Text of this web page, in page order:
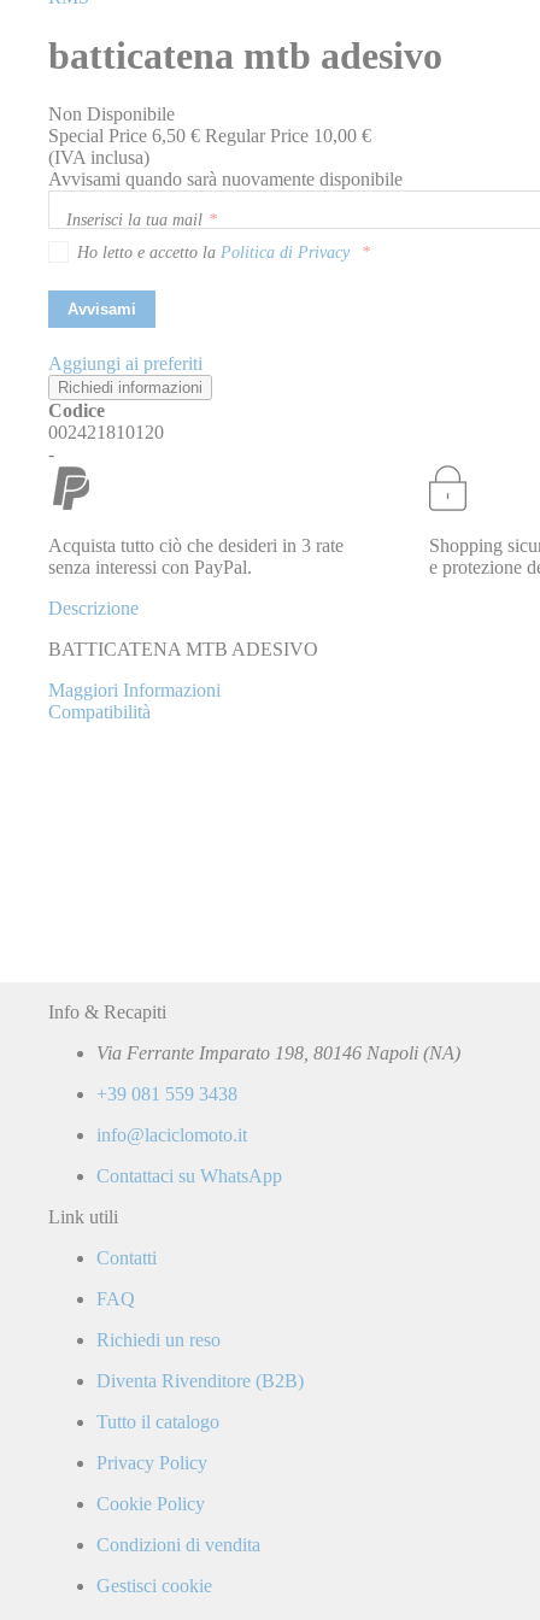
di
batticatena mtb adesivo
Non Disponibile
Special Price 6,50 € Regular Price 10,00 €
(IVA inclusa)
Avvisami quando sarà nuovamente disponibile
Inserisci la tua mail
Ho letto e accetto laPolitica di Privacy
Avvisami
Aggiungi ai preferiti
Richiedi informazioni
Codice
002421810120
-
Acquista tutto ciò che desideri in 3 rate
senza interessi con PayPal.
Shopping
e protezione
Descrizione
BATTICATENA MTB ADESIVO
Maggiori Informazioni
Compatibilità
Info & Recapiti
Via Ferrante Imparato 198, 80146 Napoli (NA)
+39 081 559 3438
info@laciclomoto.it
Contattaci su WhatsApp
Link utili
Contatti
FAQ
Richiedi un reso
Diventa Rivenditore (B2B)
Tutto il catalogo
Privacy Policy
Cookie Policy
Condizioni di vendita
Gestisci cookie